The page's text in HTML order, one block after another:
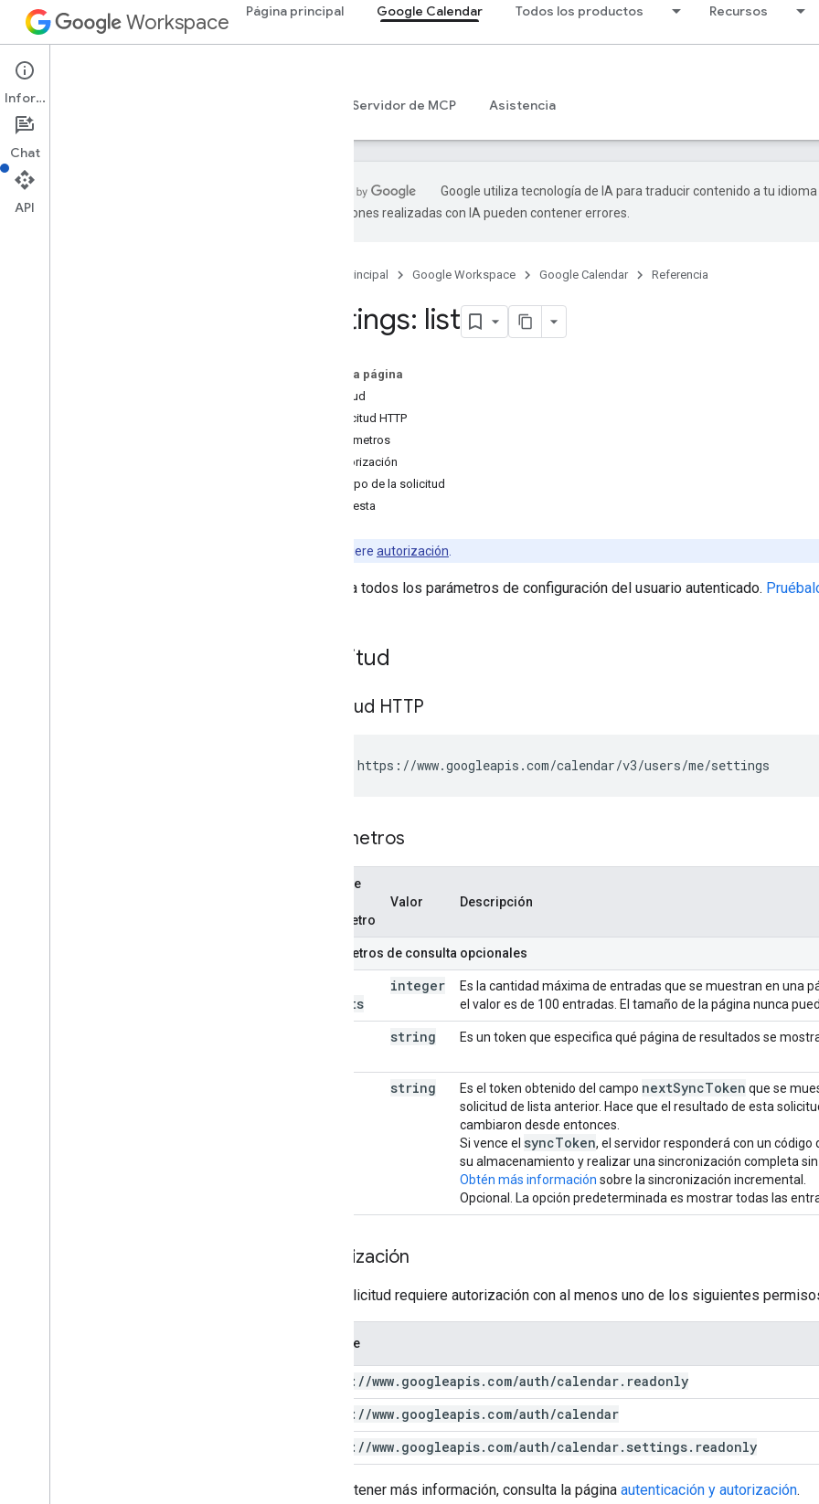
Workspace Página principal Google Calendar Todos los productos Recursos
Google Calendar
Descripción general Servidor de MCP Asistencia
Google utiliza tecnología de IA para traducir contenido a tu
traducciones realizadas con IA pueden contener errores.
Página principal Google Workspace Google Calendar Referencia
Settings: list
En esta página
Solicitud
Solicitud HTTP
Parámetros
Autorización
Cuerpo de la solicitud
Respuesta
requiere autorización
Muestra todos los parámetros de configuración del usuario autenticado.
Solicitud
Solicitud HTTP
GET https://www.googleapis.com/calendar/v3/users/me/settings
Parámetros
Nombre
parámetro
Valor Descripción
Parámetros de consulta opcionales
Results
integer
Es la cantidad máxima de entradas que se muestran en una
el valor es de 100 entradas. El tamaño de la página nunca
string Es un token que especifica qué página de resultados se
string Es el token obtenido del campo nextSyncToken que se
solicitud de lista anterior. Hace que el resultado de esta
cambiaron desde entonces.
Si vence el syncToken, el servidor responderá con un código
su almacenamiento y realizar una sincronización completa
Obtén más información sobre la sincronización incremental.
Opcional. La opción predeterminada es mostrar todas las
Autorización
Esta solicitud requiere autorización con al menos uno de los siguientes
Alcance
https: //www. googleapis. com/auth/calendar. readonly
https: //www. googleapis. com/auth/calendar
https: //www. googleapis. com/auth/calendar. settings. readonly
Para obtener más información, consulta la página autenticación y autorización.
Información
Chat
API